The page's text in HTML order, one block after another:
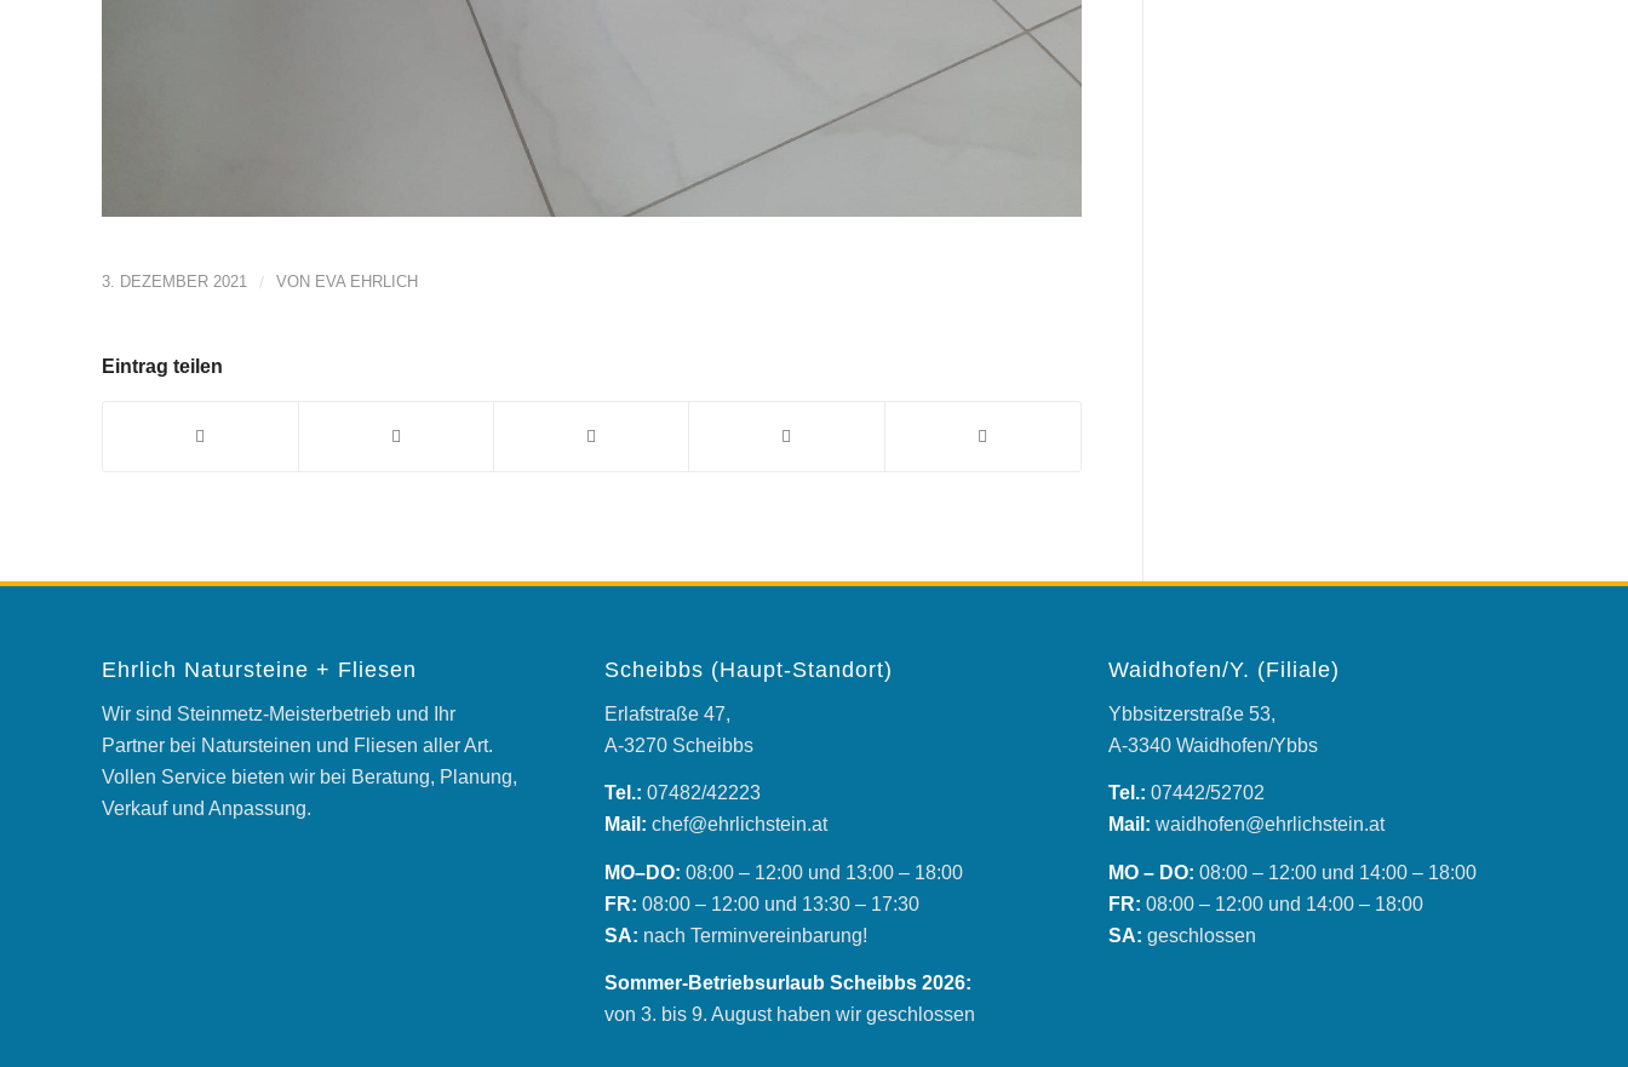
3. DEZEMBER 2021 / VON EVA EHRLICH
Eintrag teilen
Ehrlich Natursteine + Fliesen
Wir sind Steinmetz-Meisterbetrieb und Ihr
Partner bei Natursteinen und Fliesen aller Art.
Vollen Service bieten wir bei Beratung, Planung,
Verkauf und Anpassung.
Scheibbs (Haupt-Standort)
Erlafstraße 47,
A-3270 Scheibbs
Tel.: 07482/42223
Mail: chef@ehrlichstein.at
MO–DO: 08:00 – 12:00 und 13:00 – 18:00
FR: 08:00 – 12:00 und 13:30 – 17:30
SA: nach Terminvereinbarung!
Sommer-Betriebsurlaub Scheibbs 2026:
von 3. bis 9. August haben wir geschlossen
Waidhofen/Y. (Filiale)
Ybbsitzerstraße 53,
A-3340 Waidhofen/Ybbs
Tel.: 07442/52702
Mail: waidhofen@ehrlichstein.at
MO – DO: 08:00 – 12:00 und 14:00 – 18:00
FR: 08:00 – 12:00 und 14:00 – 18:00
SA:geschlossen